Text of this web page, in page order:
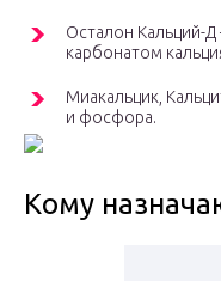
Осталон Кальций-
карбонатом
Миакальцик,
и фосфора.
Кому